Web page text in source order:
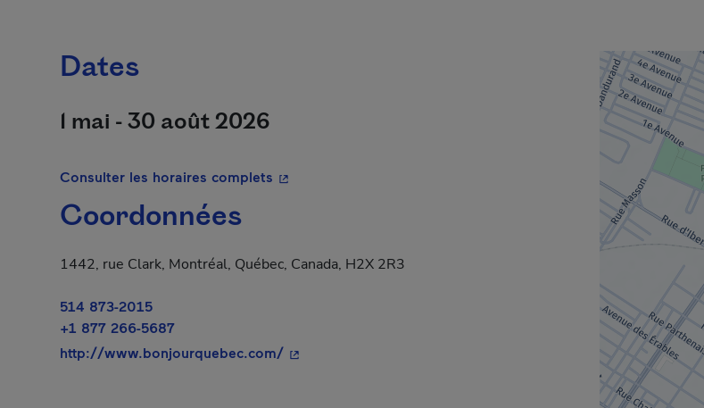
Dates
1 mai - 30 août 2026
Consulter les horaires complets - Cet hyperlien s'ouvrira dans une nouvelle fenêtre.
Coordonnées
1442, rue Clark, Montréal, Québec, Canada, H2X 2R3
514 873-2015
+1 877 266-5687
http://www.bonjourquebec.com/- Cet hyperlien s'ouvrira dans une nouvelle fenêtre.